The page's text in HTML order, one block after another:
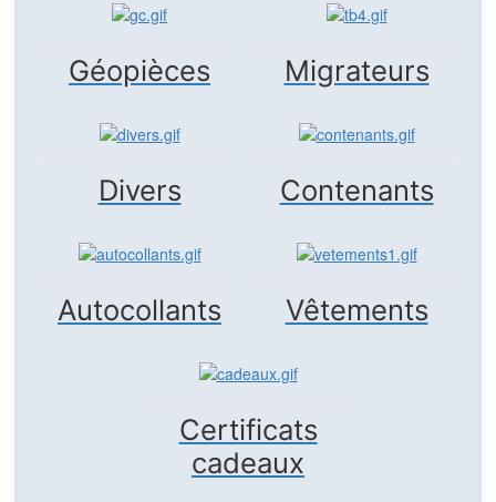
Géopièces Migrateurs
Divers Contenants
Autocollants Vêtements
Certificats
cadeaux